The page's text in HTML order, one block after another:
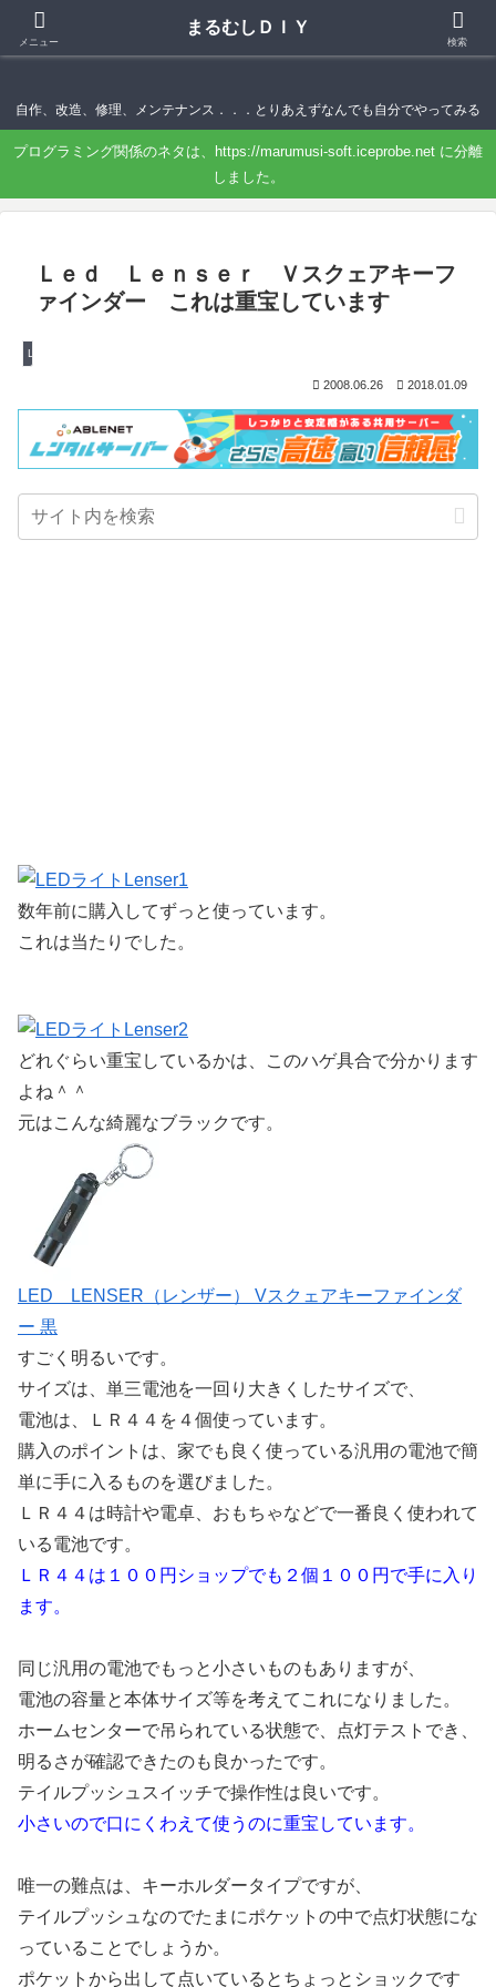
まるむしＤＩＹ
自作、改造、修理、メンテナンス．．．とりあえずなんでも自分でやってみる
プログラミング関係のネタは、https://marumusi-soft.iceprobe.net に分離
しました。
Ｌｅｄ Ｌｅｎｓｅｒ Ｖスクェアキーフ
ァインダー これは重宝しています
LEDライト
2008.06.26 2018.01.09
数年前に購入してずっと使っています。
これは当たりでした。
どれぐらい重宝しているかは、このハゲ具合で分かります
よね＾＾
元はこんな綺麗なブラックです。
LED LENSER（レンザー） Vスクェアキーファインダ
ー 黒
すごく明るいです。
サイズは、単三電池を一回り大きくしたサイズで、
電池は、ＬＲ４４を４個使っています。
購入のポイントは、家でも良く使っている汎用の電池で簡
単に手に入るものを選びました。
ＬＲ４４は時計や電卓、おもちゃなどで一番良く使われて
いる電池です。
ＬＲ４４は１００円ショップでも２個１００円で手に入り
ます。
同じ汎用の電池でもっと小さいものもありますが、
電池の容量と本体サイズ等を考えてこれになりました。
ホームセンターで吊られている状態で、点灯テストでき、
明るさが確認できたのも良かったです。
テイルプッシュスイッチで操作性は良いです。
小さいので口にくわえて使うのに重宝しています。
唯一の難点は、キーホルダータイプですが、
テイルプッシュなのでたまにポケットの中で点灯状態にな
っていることでしょうか。
ポケットから出して点いているとちょっとショックです
メニュー
まるむしＤＩＹ
検索